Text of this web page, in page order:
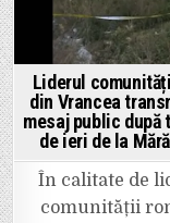
Liderul
din Vrancea
mesaj public după
de ieri de la
În calitate de
comunității